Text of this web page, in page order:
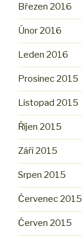
Březen 2016
Únor 2016
Leden 2016
Prosinec 2015
Listopad 2015
Říjen 2015
Září 2015
Srpen 2015
Červenec 2015
Červen 2015